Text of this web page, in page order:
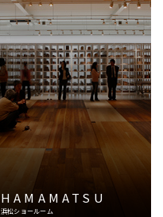
HAMAMATSU
浜松ショールーム